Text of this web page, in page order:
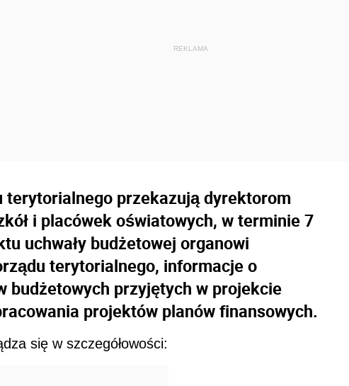
terytorialnego przekazują dyrektorom
i placówek oświatowych, w terminie 7
uchwały budżetowej organowi
terytorialnego, informacje o
budżetowych przyjętych w projekcie
projektów planów finansowych.
się w szczegółowości: